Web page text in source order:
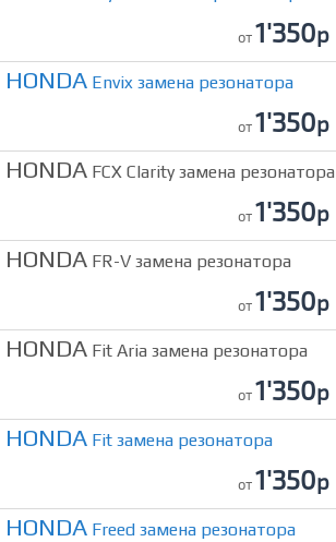
от1'350р
HONDA Envix замена резонатора
от1'350р
HONDA FCX Clarity замена резонатора
от1'350р
HONDA FR-V замена резонатора
от1'350р
HONDA Fit Aria замена резонатора
от1'350р
HONDA Fit замена резонатора
от1'350р
HONDA Freed замена резонатора